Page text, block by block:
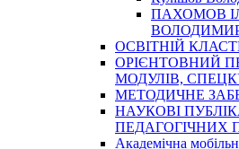
ПАХОМОВ
ОСВІТНІЙ
ОРІЄНТОВНИЙ
МОДУЛІВ,
МЕТОДИЧНЕ
НАУКОВІ
ПЕДАГОГІЧНИХ
Академічна